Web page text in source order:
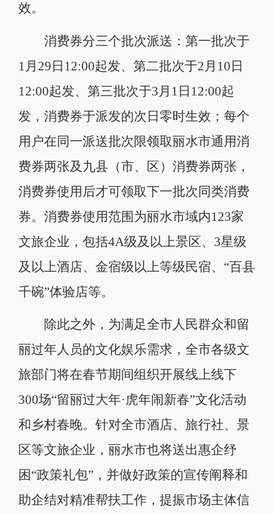
效。
消费券分三个批次派送：第一批次于
1月29日12:00起发、第二批次于2月10日
12:00起发、第三批次于3月1日12:00起
发，消费券于派发的次日零时生效；每个
用户在同一派送批次限领取丽水市通用消
费券两张及九县（市、区）消费券两张，
消费券使用后才可领取下一批次同类消费
券。消费券使用范围为丽水市域内123家
文旅企业，包括4A级及以上景区、3星级
及以上酒店、金宿级以上等级民宿、“百县
千碗”体验店等。
除此之外，为满足全市人民群众和留
丽过年人员的文化娱乐需求，全市各级文
旅部门将在春节期间组织开展线上线下
300场“留丽过大年·虎年闹新春”文化活动
和乡村春晚。针对全市酒店、旅行社、景
区等文旅企业，丽水市也将送出惠企纾
困“政策礼包”，并做好政策的宣传阐释和
助企结对精准帮扶工作，提振市场主体信